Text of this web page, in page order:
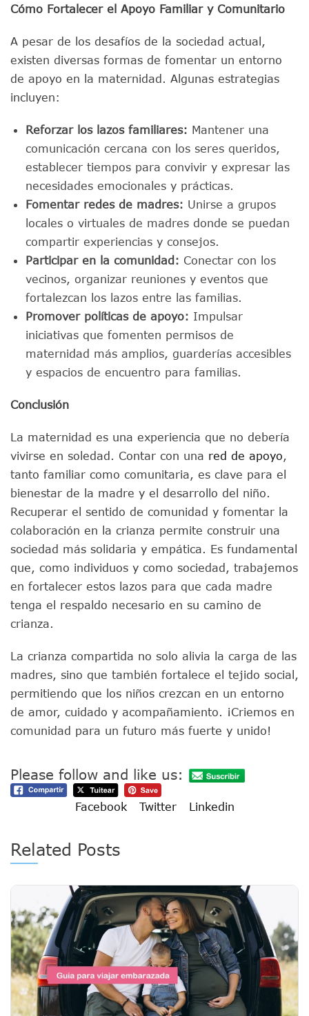
Cómo Fortalecer el Apoyo Familiar y Comunitario
A pesar de los desafíos de la sociedad actual,
existen diversas formas de fomentar un entorno
de apoyo en la maternidad. Algunas estrategias
incluyen:
Reforzar los lazos familiares: Mantener una
comunicación cercana con los seres queridos,
establecer tiempos para convivir y expresar las
necesidades emocionales y prácticas.
Fomentar redes de madres: Unirse a grupos
locales o virtuales de madres donde se puedan
compartir experiencias y consejos.
Participar en la comunidad: Conectar con los
vecinos, organizar reuniones y eventos que
fortalezcan los lazos entre las familias.
Promover políticas de apoyo: Impulsar
iniciativas que fomenten permisos de
maternidad más amplios, guarderías accesibles
y espacios de encuentro para familias.
Conclusión
La maternidad es una experiencia que no debería
vivirse en soledad. Contar con una red de apoyo,
tanto familiar como comunitaria, es clave para el
bienestar de la madre y el desarrollo del niño.
Recuperar el sentido de comunidad y fomentar la
colaboración en la crianza permite construir una
sociedad más solidaria y empática. Es fundamental
que, como individuos y como sociedad, trabajemos
en fortalecer estos lazos para que cada madre
tenga el respaldo necesario en su camino de
crianza.
La crianza compartida no solo alivia la carga de las
madres, sino que también fortalece el tejido social,
permitiendo que los niños crezcan en un entorno
de amor, cuidado y acompañamiento. ¡Criemos en
comunidad para un futuro más fuerte y unido!
Please follow and like us:
Facebook Twitter Linkedin
Related Posts